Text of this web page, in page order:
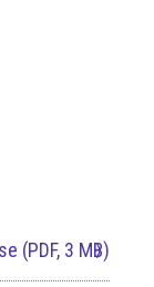
(PDF, 3 MB)